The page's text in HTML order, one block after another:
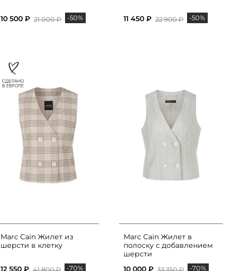
10 500 ₽ 21 000 ₽ -50% 11 450 ₽ 22 900 ₽ -50%
Marc Cain Жилет из
шерсти в клетку
-70%
Marc Cain Жилет в
полоску с добавлением
шерсти
-70%